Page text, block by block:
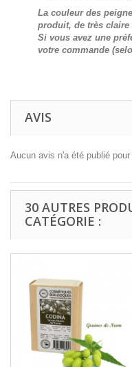
La couleur des
produit, de très claire
Si vous avez une
votre commande
AVIS
Aucun avis n'a été publié
30 AUTRES
CATÉGORIE :